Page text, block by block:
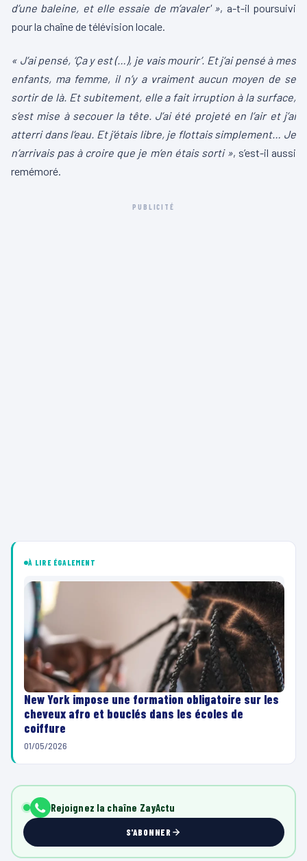
d’une baleine, et elle essaie de m’avaler' », a-t-il poursuivi
pour la chaîne de télévision locale.
« J’ai pensé, ‘Ça y est (…), je vais mourir’. Et j’ai pensé à mes
enfants, ma femme, il n’y a vraiment aucun moyen de se
sortir de là. Et subitement, elle a fait irruption à la surface,
s’est mise à secouer la tête. J’ai été projeté en l’air et j’ai
atterri dans l’eau. Et j’étais libre, je flottais simplement… Je
n’arrivais pas à croire que je m’en étais sorti », s’est-il aussi
remémoré.
PUBLICITÉ
À LIRE ÉGALEMENT
New York impose une formation obligatoire sur les
cheveux afro et bouclés dans les écoles de
coiffure
01/05/2026
Rejoignez la chaîne ZayActu
S'ABONNER